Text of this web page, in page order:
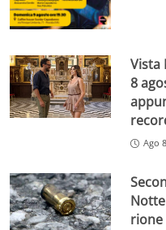
Vista
8
Ago
rione